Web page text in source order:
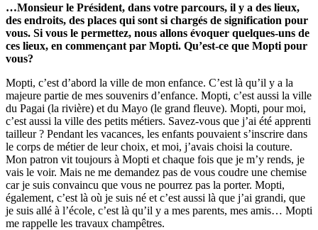
…Monsieur le Président, dans votre parcours, il y a des lieux,
des endroits, des places qui sont si chargés de signification pour
vous. Si vous le permettez, nous allons évoquer quelques-uns de
ces lieux, en commençant par Mopti. Qu’est-ce que Mopti pour
vous?
Mopti, c’est d’abord la ville de mon enfance. C’est là qu’il y a la
majeure partie de mes souvenirs d’enfance. Mopti, c’est aussi la ville
du Pagai (la rivière) et du Mayo (le grand fleuve). Mopti, pour moi,
c’est aussi la ville des petits métiers. Savez-vous que j’ai été apprenti
tailleur ? Pendant les vacances, les enfants pouvaient s’inscrire dans
le corps de métier de leur choix, et moi, j’avais choisi la couture.
Mon patron vit toujours à Mopti et chaque fois que je m’y rends, je
vais le voir. Mais ne me demandez pas de vous coudre une chemise
car je suis convaincu que vous ne pourrez pas la porter. Mopti,
également, c’est là où je suis né et c’est aussi là que j’ai grandi, que
je suis allé à l’école, c’est là qu’il y a mes parents, mes amis… Mopti
me rappelle les travaux champêtres.